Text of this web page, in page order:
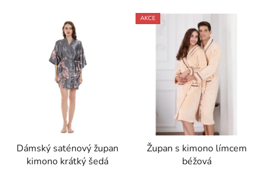
Dámský saténový župan
kimono krátký šedá
AKCE
Župan s kimono límcem
béžová